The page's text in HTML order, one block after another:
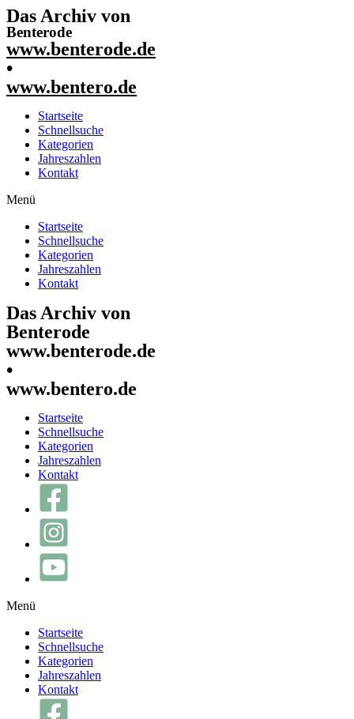
Das Archiv von
Benterode
www.benterode.de
•
www.bentero.de
Startseite
Schnellsuche
Kategorien
Jahreszahlen
Kontakt
Menü
Startseite
Schnellsuche
Kategorien
Jahreszahlen
Kontakt
Das Archiv von
Benterode
www.benterode.de
•
www.bentero.de
Startseite
Schnellsuche
Kategorien
Jahreszahlen
Kontakt
Menü
Startseite
Schnellsuche
Kategorien
Jahreszahlen
Kontakt